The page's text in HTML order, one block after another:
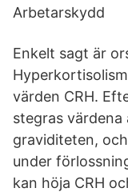
Arbetarskydd
Enkelt sagt är
värden CRH.
stegras värdena
graviditeten,
under
kan höja CRH